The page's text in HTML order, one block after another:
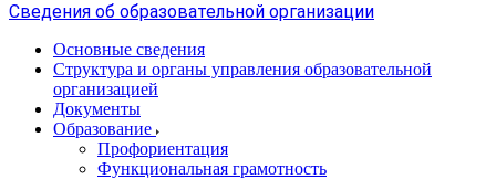
Сведения об образовательной организации
Основные сведения
Структура и органы управления образовательной
организацией
Документы
Образование
Профориентация
Функциональная грамотность